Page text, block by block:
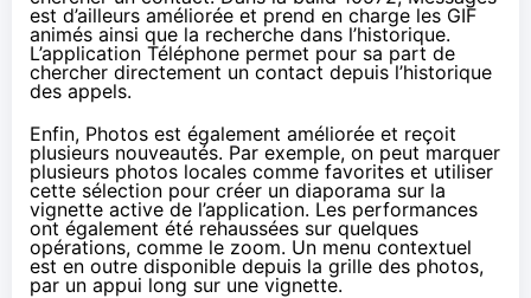
est d’ailleurs améliorée et prend en charge les GIF
animés ainsi que la recherche dans l’historique.
L’application Téléphone permet pour sa part de
chercher directement un contact depuis l’historique
des appels.
Enfin, Photos est également améliorée et reçoit
plusieurs nouveautés. Par exemple, on peut marquer
plusieurs photos locales comme favorites et utiliser
cette sélection pour créer un diaporama sur la
vignette active de l’application. Les performances
ont également été rehaussées sur quelques
opérations, comme le zoom. Un menu contextuel
est en outre disponible depuis la grille des photos,
par un appui long sur une vignette.